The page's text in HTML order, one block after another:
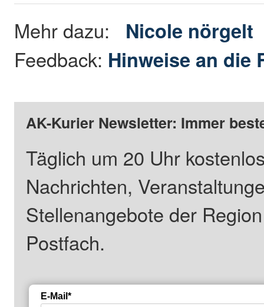
Mehr dazu: Nicole nörgelt
Feedback: Hinweise an die
AK-Kurier Newsletter: Immer
Täglich um 20 Uhr
Nachrichten,
Stellenangebote der
Postfach.
E-Mail*